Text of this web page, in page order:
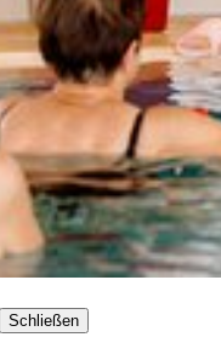
Schließen